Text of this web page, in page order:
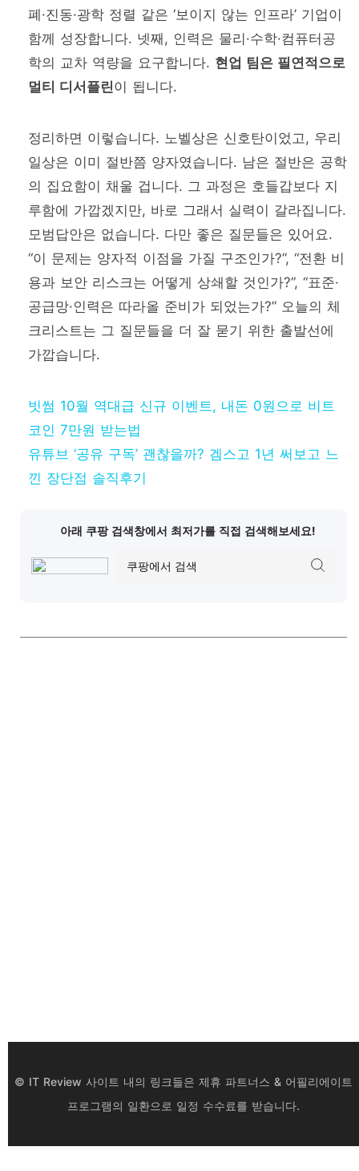
폐·진동·광학 정렬 같은 ‘보이지 않는 인프라’ 기업이
함께 성장합니다. 넷째, 인력은 물리·수학·컴퓨터공
학의 교차 역량을 요구합니다. 현업 팀은 필연적으로
멀티 디서플린이 됩니다.
정리하면 이렇습니다. 노벨상은 신호탄이었고, 우리
일상은 이미 절반쯤 양자였습니다. 남은 절반은 공학
의 집요함이 채울 겁니다. 그 과정은 호들갑보다 지
루함에 가깝겠지만, 바로 그래서 실력이 갈라집니다.
모범답안은 없습니다. 다만 좋은 질문들은 있어요.
“이 문제는 양자적 이점을 가질 구조인가?”, “전환 비
용과 보안 리스크는 어떻게 상쇄할 것인가?”, “표준·
공급망·인력은 따라올 준비가 되었는가?” 오늘의 체
크리스트는 그 질문들을 더 잘 묻기 위한 출발선에
가깝습니다.
빗썸 10월 역대급 신규 이벤트, 내돈 0원으로 비트
코인 7만원 받는법
유튜브 ‘공유 구독’ 괜찮을까? 겜스고 1년 써보고 느
낀 장단점 솔직후기
아래 쿠팡 검색창에서 최저가를 직접 검색해보세요!
© IT Review 사이트 내의 링크들은 제휴 파트너스 & 어필리에이트
프로그램의 일환으로 일정 수수료를 받습니다.